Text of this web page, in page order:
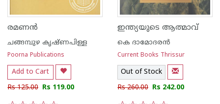
രമണ‌ന്‍
ചങ്ങമ്പുഴ കൃഷ്ണപിള്ള
Poorna Publications
Add to Cart
Rs 125.00 Rs 119.00
ഇന്ത്യയുടെ ആത്മാവ്
കെ ദാമോദരന്‍
Current Books Thrissur
Out of Stock
Rs 260.00 Rs 242.00